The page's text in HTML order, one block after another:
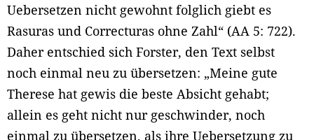
Uebersetzen nicht gewohnt folglich giebt es
Rasuras und Correcturas ohne Zahl“ (AA 5: 722).
Daher entschied sich Forster, den Text selbst
noch einmal neu zu übersetzen: „Meine gute
Therese hat gewis die beste Absicht gehabt;
allein es geht nicht nur geschwinder, noch
einmal zu übersetzen, als ihre Uebersetzung zu